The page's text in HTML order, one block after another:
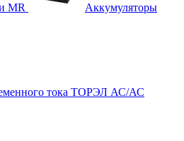
MR
Аккумуляторы
тока ТОРЭЛ АС/АС